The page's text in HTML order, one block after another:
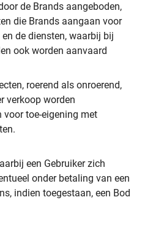
de Brands aangeboden,
die Brands aangaan voor
de diensten, waarbij bij
ook worden aanvaard
roerend als onroerend,
verkoop worden
voor toe-eigening met
een Gebruiker zich
onder betaling van een
indien toegestaan, een Bod